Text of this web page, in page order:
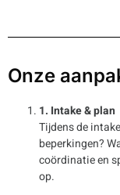
Onze
1. Intake & plan
Tijdens de
beperkingen?
coördinatie en
op.